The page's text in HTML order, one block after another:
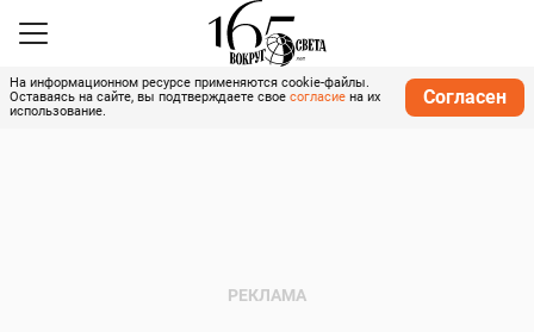
На информационном ресурсе применяются cookie-файлы.
Оставаясь на сайте, вы подтверждаете свое согласие на их
использование.
Согласен